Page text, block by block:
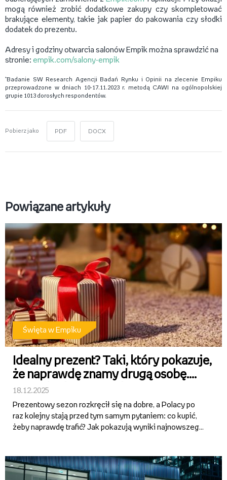
mogą również zrobić dodatkowe zakupy czy skompletować
brakujące elementy, takie jak papier do pakowania czy słodki
dodatek do prezentu.
Adresy i godziny otwarcia salonów Empik można sprawdzić na
stronie: empik.com/salony-empik
*Badanie SW Research Agencji Badań Rynku i Opinii na zlecenie Empiku
przeprowadzone w dniach 10-17.11.2023 r. metodą CAWI na ogólnopolskiej
grupie 1013 dorosłych respondentów.
Pobierz jako PDF DOCX
Powiązane artykuły
Święta w Empiku
Idealny prezent? Taki, który pokazuje,
że naprawdę znamy drugą osobę.
Nowe badanie Empiku
18.12.2025
Prezentowy sezon rozkręcił się na dobre, a Polacy po
raz kolejny stają przed tym samym pytaniem: co kupić,
żeby naprawdę trafić? Jak pokazują wyniki najnowszego
który p...